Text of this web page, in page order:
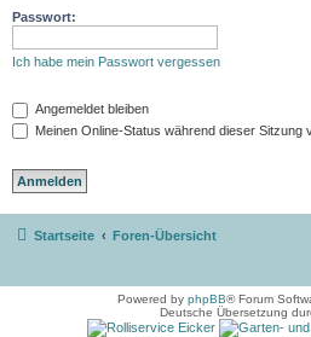
Passwort:
Ich habe mein Passwort vergessen
Angemeldet bleiben
Meinen Online-Status während dieser Sitzung
Startseite Foren-Übersicht
Powered by phpBB® Forum
Deutsche Übersetzung